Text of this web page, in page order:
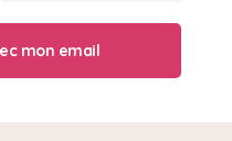
mon email